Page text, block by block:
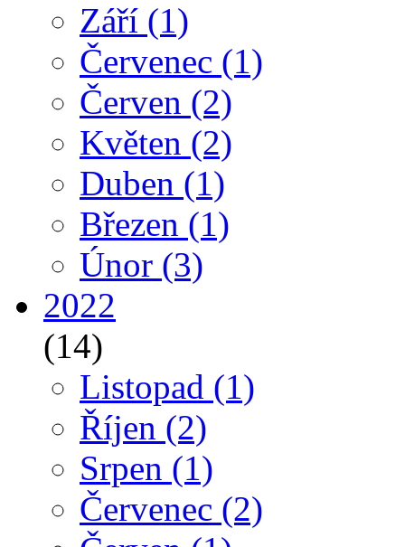
Září (1)
Červenec (1)
Červen (2)
Květen (2)
Duben (1)
Březen (1)
Únor (3)
2022
(14)
Listopad (1)
Říjen (2)
Srpen (1)
Červenec (2)